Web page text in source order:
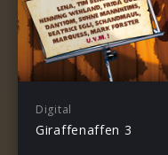
Digital
Giraffenaffen 3